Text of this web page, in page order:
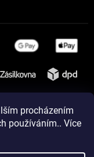
procházením
používáním.. Více